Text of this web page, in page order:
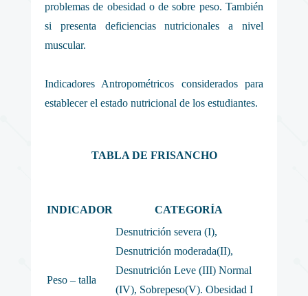
problemas de obesidad o de sobre peso. También
si presenta deficiencias nutricionales a nivel
muscular.
Indicadores Antropométricos considerados para
establecer el estado nutricional de los estudiantes.
TABLA DE FRISANCHO
INDICADOR CATEGORÍA
Peso – talla
Desnutrición severa (I),
Desnutrición moderada(II),
Desnutrición Leve (III) Normal
(IV), Sobrepeso(V). Obesidad I